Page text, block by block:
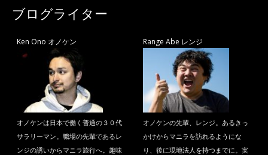
ブログライター
Ken Ono オノケン
オノケンは日本で働く普通の３０代
サラリーマン。職場の先輩であるレ
ンジの誘いからマニラ旅行へ。趣味
Range Abe レンジ
オノケンの先輩、レンジ。あるきっ
かけからマニラを訪れるようにな
り、後に現地法人を持つまでに。実